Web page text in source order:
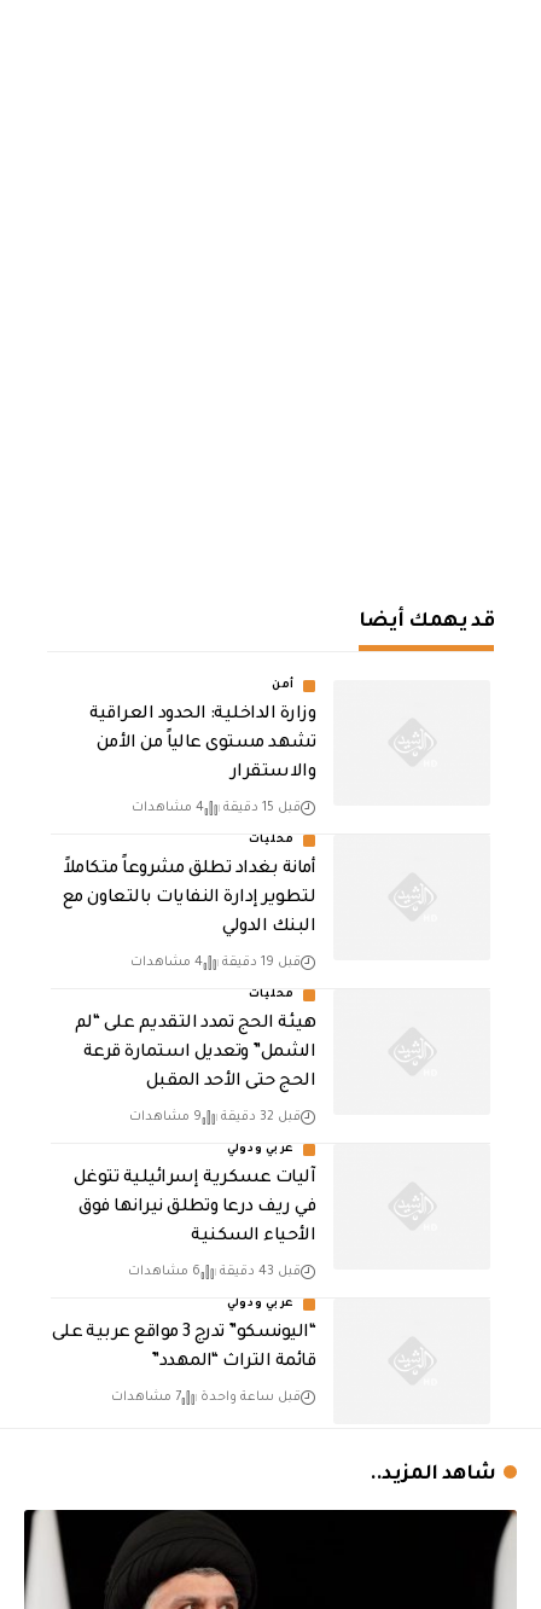
قد يهمك أيضا
أمن
وزارة الداخلية: الحدود العراقية
تشهد مستوى عالياً من الأمن
والاستقرار
قبل 15 دقيقة 4 مشاهدات
محليات
أمانة بغداد تطلق مشروعاً متكاملاً
لتطوير إدارة النفايات بالتعاون مع
البنك الدولي
قبل 19 دقيقة 4 مشاهدات
محليات
هيئة الحج تمدد التقديم على “لم
الشمل” وتعديل استمارة قرعة
الحج حتى الأحد المقبل
قبل 32 دقيقة 9 مشاهدات
عربي ودولي
آليات عسكرية إسرائيلية تتوغل
في ريف درعا وتطلق نيرانها فوق
الأحياء السكنية
قبل 43 دقيقة 6 مشاهدات
عربي ودولي
“اليونسكو” تدرج 3 مواقع عربية على
قائمة التراث “المهدد”
قبل ساعة واحدة 7 مشاهدات
شاهد المزيد..